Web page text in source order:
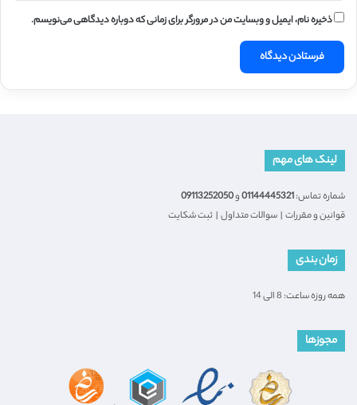
ذخیره نام، ایمیل و وبسایت من در مرورگر برای زمانی که دوباره دیدگاهی می‌نویسم.
لینک های مهم
شماره تماس:01144445321و09113252050
قوانین و مقررات | سوالات متداول | ثبت شکایت
زمان بندی
همه روزه ساعت: 8 الی 14
مجوزها